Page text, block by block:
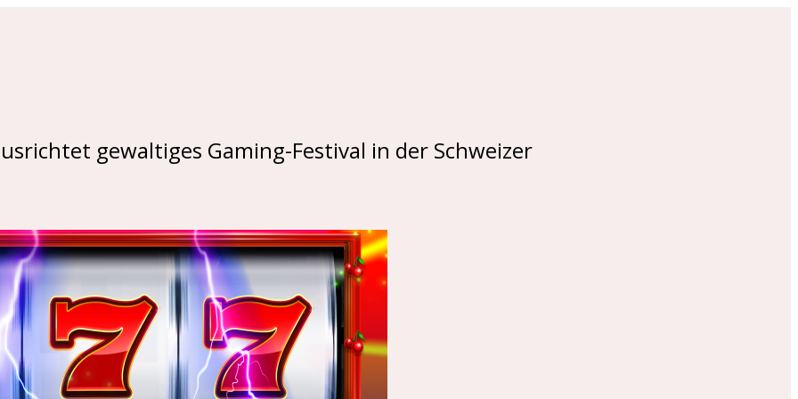
gewaltiges Gaming-Festival in der Schweizer